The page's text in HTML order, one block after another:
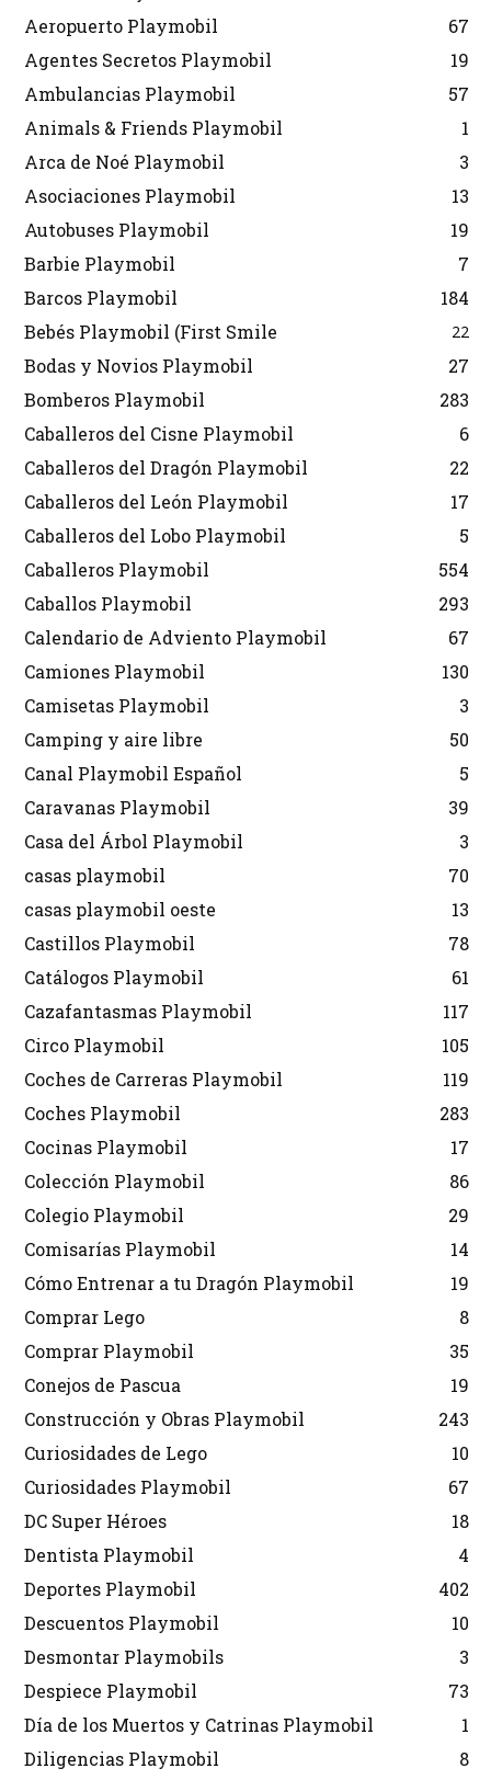
Aeropuerto Playmobil
67
Agentes Secretos Playmobil
19
Ambulancias Playmobil
57
Animals & Friends Playmobil
1
Arca de Noé Playmobil
3
Asociaciones Playmobil
13
Autobuses Playmobil
19
Barbie Playmobil
7
Barcos Playmobil
184
Bebés Playmobil (First Smile
22
Bodas y Novios Playmobil
27
Bomberos Playmobil
283
Caballeros del Cisne Playmobil
6
Caballeros del Dragón Playmobil
22
Caballeros del León Playmobil
17
Caballeros del Lobo Playmobil
5
Caballeros Playmobil
554
Caballos Playmobil
293
Calendario de Adviento Playmobil
67
Camiones Playmobil
130
Camisetas Playmobil
3
Camping y aire libre
50
Canal Playmobil Español
5
Caravanas Playmobil
39
Casa del Árbol Playmobil
3
casas playmobil
70
casas playmobil oeste
13
Castillos Playmobil
78
Catálogos Playmobil
61
Cazafantasmas Playmobil
117
Circo Playmobil
105
Coches de Carreras Playmobil
119
Coches Playmobil
283
Cocinas Playmobil
17
Colección Playmobil
86
Colegio Playmobil
29
Comisarías Playmobil
14
Cómo Entrenar a tu Dragón Playmobil
19
Comprar Lego
8
Comprar Playmobil
35
Conejos de Pascua
19
Construcción y Obras Playmobil
243
Curiosidades de Lego
10
Curiosidades Playmobil
67
DC Super Héroes
18
Dentista Playmobil
4
Deportes Playmobil
402
Descuentos Playmobil
10
Desmontar Playmobils
3
Despiece Playmobil
73
Día de los Muertos y Catrinas Playmobil
1
Diligencias Playmobil
8